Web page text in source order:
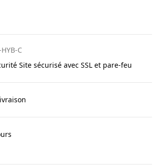
C
Site sécurisé avec SSL et pare-feu